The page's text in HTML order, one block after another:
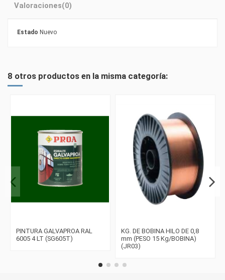
Valoraciones(0)
Estado Nuevo
8 otros productos en la misma categoría:
PINTURA GALVAPROA RAL
6005 4 LT (SG605T)
KG. DE BOBINA HILO DE 0,8
mm (PESO 15 Kg/BOBINA)
(JR03)